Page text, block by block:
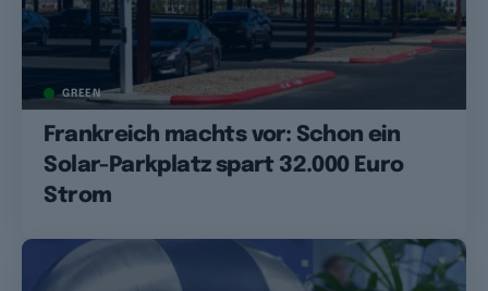
GREEN
Frankreich machts vor: Schon ein
Solar-Parkplatz spart 32.000 Euro
Strom